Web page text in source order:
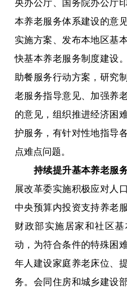
央办公厅、国务院办公厅
本养老服务体系建设的意
实施方案、发布本地区基
快基本养老服务制度建设
助餐服务行动方案，研究
老服务指导意见、加强养
的意见，组织推进经济困
护服务，有针对性地指导
点难点问题。
持续提升基本养老服
展改革委实施积极应对人
中央预算内投资支持养老
财政部实施居家和社区
动，为符合条件的特殊困
年人建设家庭养老床位、
务。会同住房和城乡建设